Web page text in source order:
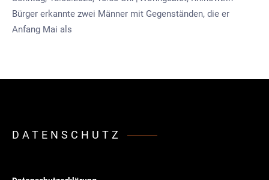
Bürger erkannte zwei Männer mit Gegenständen, die er
Anfang Mai als
DATENSCHUTZ